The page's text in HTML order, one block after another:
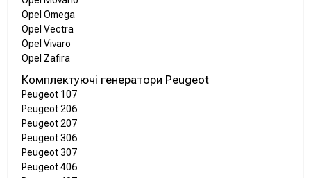
Opel Omega
Opel Vectra
Opel Vivaro
Opel Zafira
Комплектуючі генератори Peugeot
Peugeot 107
Peugeot 206
Peugeot 207
Peugeot 306
Peugeot 307
Peugeot 406